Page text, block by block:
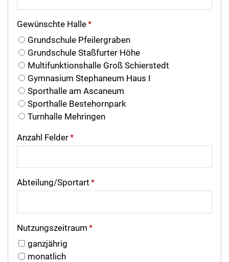
Gewünschte Halle*
Grundschule Pfeilergraben
Grundschule Staßfurter Höhe
Multifunktionshalle Groß Schierstedt
Gymnasium Stephaneum Haus I
Sporthalle am Ascaneum
Sporthalle Bestehornpark
Turnhalle Mehringen
Anzahl Felder*
Abteilung/Sportart *
Nutzungszeitraum *
ganzjährig
monatlich